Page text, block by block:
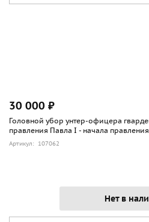
30 000 ₽
Головной убор унтер-офицера
правления Павла I - начала
Артикул: 107062
Нет в